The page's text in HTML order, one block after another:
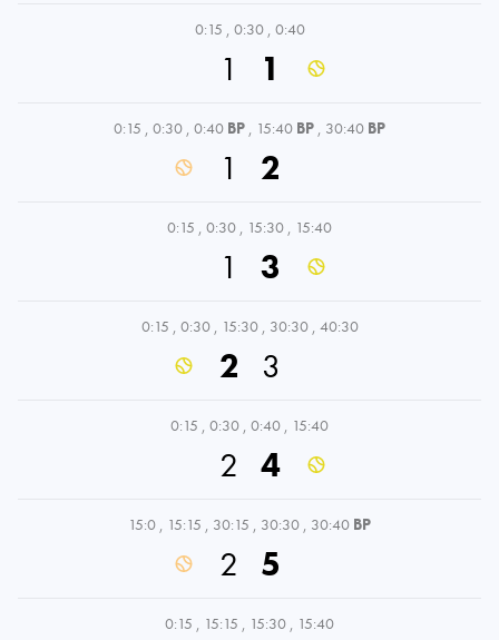
0:15 , 0:30 , 0:40
1 1
0:15 , 0:30 , 0:40 BP , 15:40 BP , 30:40 BP
1 2
0:15 , 0:30 , 15:30 , 15:40
1 3
0:15 , 0:30 , 15:30 , 30:30 , 40:30
2 3
0:15 , 0:30 , 0:40 , 15:40
2 4
15:0 , 15:15 , 30:15 , 30:30 , 30:40 BP
2 5
0:15 , 15:15 , 15:30 , 15:40